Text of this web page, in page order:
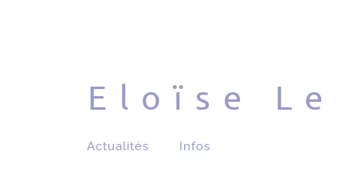
Eloïse Le
Actualités Infos